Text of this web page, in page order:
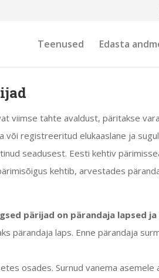
Teenused Edasta
viimse tahte avaldust, päritakse
või registreeritud elukaaslane ja
seadusest. Eesti kehtiv
kehtib, arvestades
pärijad on pärandaja lapsed
pärandaja laps. Enne pärandaja
osades. Surnud vanema